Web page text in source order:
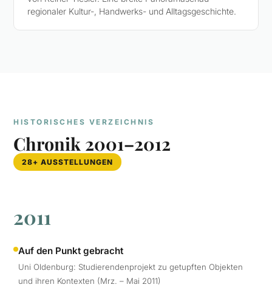
regionaler Kultur-, Handwerks- und Alltagsgeschichte.
HISTORISCHES VERZEICHNIS
Chronik 2001–2012
28+ AUSSTELLUNGEN
2011
Auf den Punkt gebracht
Uni Oldenburg: Studierendenprojekt zu getupften Objekten
und ihren Kontexten (Mrz. – Mai 2011)